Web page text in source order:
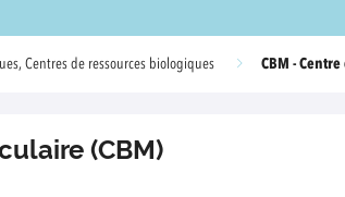
Centres de ressources biologiques CBM -
(CBM)